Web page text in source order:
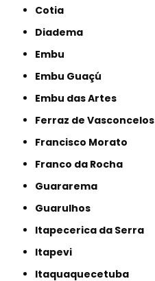
Cotia
Diadema
Embu
Embu Guaçú
Embu das Artes
Ferraz de Vasconcelos
Francisco Morato
Franco da Rocha
Guararema
Guarulhos
Itapecerica da Serra
Itapevi
Itaquaquecetuba